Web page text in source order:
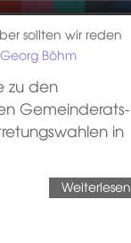
sollten wir reden
Böhm
zu den
Gemeinderats-
in
Weiterlesen